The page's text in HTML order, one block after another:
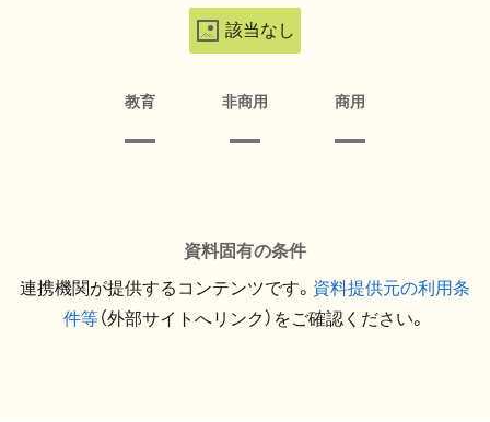
該当なし
教育 非商用 商用
資料固有の条件
連携機関が提供するコンテンツです。 資料提供元の利用条
件等（外部サイトへリンク）をご確認ください。